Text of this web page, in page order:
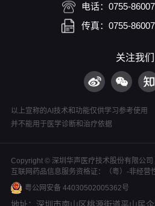
电话：0755-
传真：0755-
关注我们
以上宣称的AI技术和功能仅供学习参考使用
并不能用于医学诊断和治疗依据
Copyright © 深圳华声医疗技术股份有限公司
互联网药品信息服务资格证：（粤）-非经营
粤公网安备 44030502005362号